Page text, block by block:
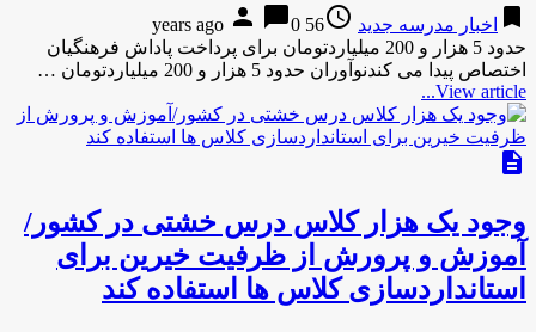
bookmark اخبار مدرسه جدید access_time
56 years ago
person chat_bubble0
حدود 5 هزار و 200 میلیاردتومان برای پرداخت پاداش فرهنگیان
اختصاص پیدا می کندنوآوران حدود 5 هزار و 200 میلیاردتومان …
View article...
description
وجود یک هزار کلاس درس خشتی در کشور/
آموزش و پرورش از ظرفیت خیرین برای
استانداردسازی کلاس ها استفاده کند